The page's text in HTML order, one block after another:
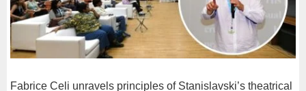
Fabrice Celi unravels principles of Stanislavski’s theatrical